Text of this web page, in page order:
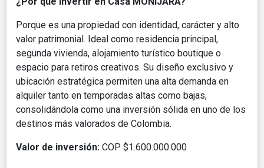
Porque es una propiedad con identidad, carácter y alto
valor patrimonial. Ideal como residencia principal,
segunda vivienda, alojamiento turístico boutique o
espacio para retiros creativos. Su diseño exclusivo y
ubicación estratégica permiten una alta demanda en
alquiler tanto en temporadas altas como bajas,
consolidándola como una inversión sólida en uno de los
destinos más valorados de Colombia.
Valor de inversión: COP $1.600.000.000